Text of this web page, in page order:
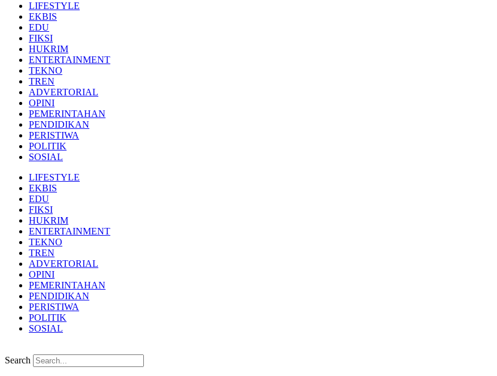
LIFESTYLE
EKBIS
EDU
FIKSI
HUKRIM
ENTERTAINMENT
TEKNO
TREN
ADVERTORIAL
OPINI
PEMERINTAHAN
PENDIDIKAN
PERISTIWA
POLITIK
SOSIAL
LIFESTYLE
EKBIS
EDU
FIKSI
HUKRIM
ENTERTAINMENT
TEKNO
TREN
ADVERTORIAL
OPINI
PEMERINTAHAN
PENDIDIKAN
PERISTIWA
POLITIK
SOSIAL
Search